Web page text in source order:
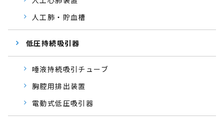
人工肺・貯血槽
低圧持続吸引器
唾液持続吸引チューブ
胸腔用排出装置
電動式低圧吸引器